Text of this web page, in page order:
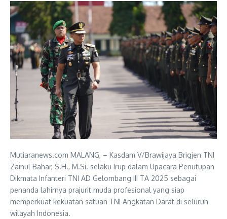
Mutiaranews.com MALANG, – Kasdam V/Brawijaya Brigjen TNI
Zainul Bahar, S.H., M.Si. selaku Irup dalam Upacara Penutupan
Dikmata Infanteri TNI AD Gelombang III TA 2025 sebagai
penanda lahirnya prajurit muda profesional yang siap
memperkuat kekuatan satuan TNI Angkatan Darat di seluruh
wilayah Indonesia.